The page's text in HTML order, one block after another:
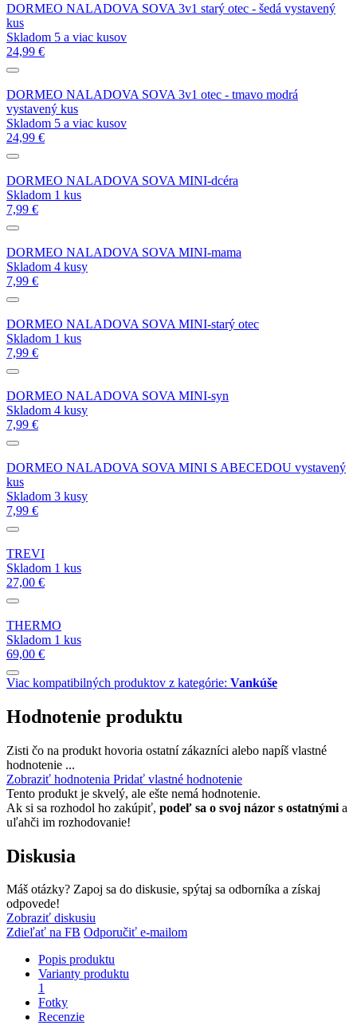
DORMEO NALADOVA SOVA 3v1 starý otec - šedá vystavený
kus
Skladom 5 a viac kusov
24,99 €
DORMEO NALADOVA SOVA 3v1 otec - tmavo modrá
vystavený kus
Skladom 5 a viac kusov
24,99 €
DORMEO NALADOVA SOVA MINI-dcéra
Skladom 1 kus
7,99 €
DORMEO NALADOVA SOVA MINI-mama
Skladom 4 kusy
7,99 €
DORMEO NALADOVA SOVA MINI-starý otec
Skladom 1 kus
7,99 €
DORMEO NALADOVA SOVA MINI-syn
Skladom 4 kusy
7,99 €
DORMEO NALADOVA SOVA MINI S ABECEDOU vystavený
kus
Skladom 3 kusy
7,99 €
TREVI
Skladom 1 kus
27,00 €
THERMO
Skladom 1 kus
69,00 €
Viac kompatibilných produktov z kategórie: Vankúše
Hodnotenie produktu
Zisti čo na produkt hovoria ostatní zákazníci alebo napíš vlastné
hodnotenie ...
Zobraziť hodnotenia Pridať vlastné hodnotenie
Tento produkt je skvelý, ale ešte nemá hodnotenie.
Ak si sa rozhodol ho zakúpiť, podeľ sa o svoj názor s ostatnými a
uľahči im rozhodovanie!
Diskusia
Máš otázky? Zapoj sa do diskusie, spýtaj sa odborníka a získaj
odpovede!
Zobraziť diskusiu
Zdieľať na FB Odporučiť e-mailom
Popis produktu
Varianty produktu
1
Fotky
Recenzie